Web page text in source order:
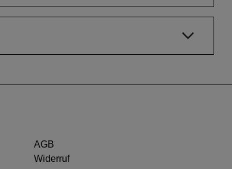
AGB
Widerruf